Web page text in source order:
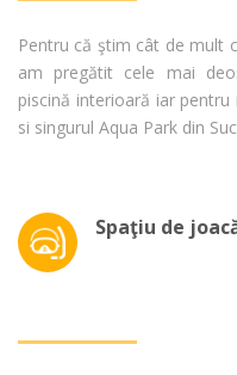
Pentru că ştim cât de mult
am pregătit cele mai
piscină interioară iar
si singurul Aqua Park din
Spaţiu de